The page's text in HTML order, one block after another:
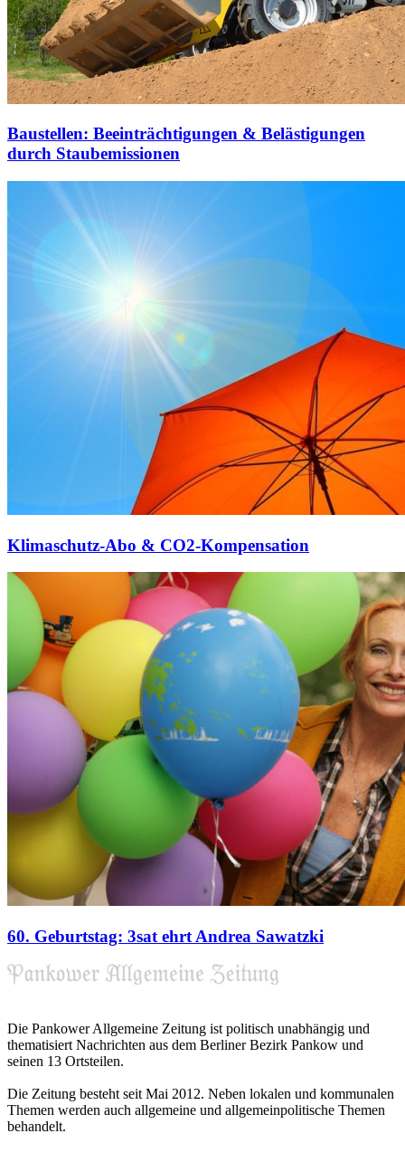
Baustellen: Beeinträchtigungen & Belästigungen
durch Staubemissionen
Klimaschutz-Abo & CO2-Kompensation
60. Geburtstag: 3sat ehrt Andrea Sawatzki
Die Pankower Allgemeine Zeitung ist politisch unabhängig und
thematisiert Nachrichten aus dem Berliner Bezirk Pankow und
seinen 13 Ortsteilen.
Die Zeitung besteht seit Mai 2012. Neben lokalen und kommunalen
Themen werden auch allgemeine und allgemeinpolitische Themen
behandelt.